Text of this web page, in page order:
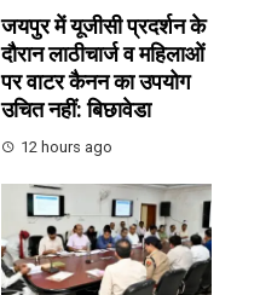
जयपुर में यूजीसी प्रदर्शन के
दौरान लाठीचार्ज व महिलाओं
पर वाटर कैनन का उपयोग
उचित नहीं: बिछावेडा
12 hours ago